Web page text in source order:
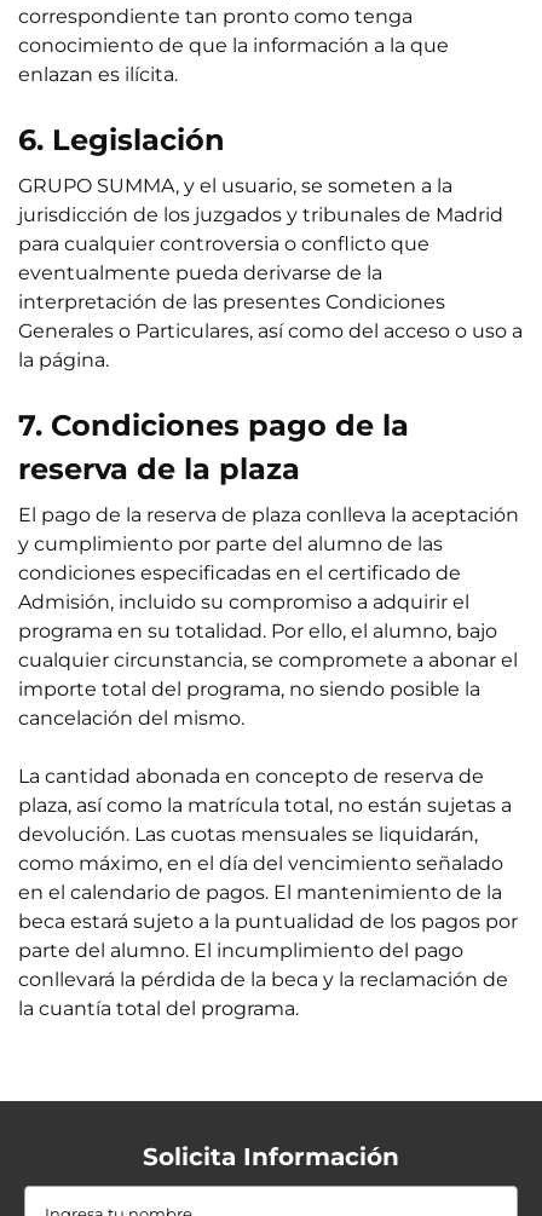
correspondiente tan pronto como tenga
conocimiento de que la información a la que
enlazan es ilícita.
6. Legislación
GRUPO SUMMA, y el usuario, se someten a la
jurisdicción de los juzgados y tribunales de Madrid
para cualquier controversia o conflicto que
eventualmente pueda derivarse de la
interpretación de las presentes Condiciones
Generales o Particulares, así como del acceso o uso a
la página.
7. Condiciones pago de la
reserva de la plaza
El pago de la reserva de plaza conlleva la aceptación
y cumplimiento por parte del alumno de las
condiciones especificadas en el certificado de
Admisión, incluido su compromiso a adquirir el
programa en su totalidad. Por ello, el alumno, bajo
cualquier circunstancia, se compromete a abonar el
importe total del programa, no siendo posible la
cancelación del mismo.
La cantidad abonada en concepto de reserva de
plaza, así como la matrícula total, no están sujetas a
devolución. Las cuotas mensuales se liquidarán,
como máximo, en el día del vencimiento señalado
en el calendario de pagos. El mantenimiento de la
beca estará sujeto a la puntualidad de los pagos por
parte del alumno. El incumplimiento del pago
conllevará la pérdida de la beca y la reclamación de
la cuantía total del programa.
Solicita Información